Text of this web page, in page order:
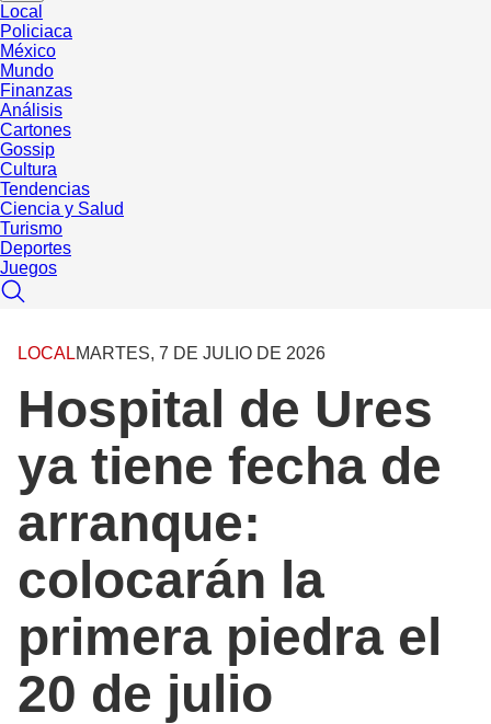
Local
Policiaca
México
Mundo
Finanzas
Análisis
Cartones
Gossip
Cultura
Tendencias
Ciencia y Salud
Turismo
Deportes
Juegos
LOCALMARTES, 7 DE JULIO DE 2026
Hospital de Ures
ya tiene fecha de
arranque:
colocarán la
primera piedra el
20 de julio